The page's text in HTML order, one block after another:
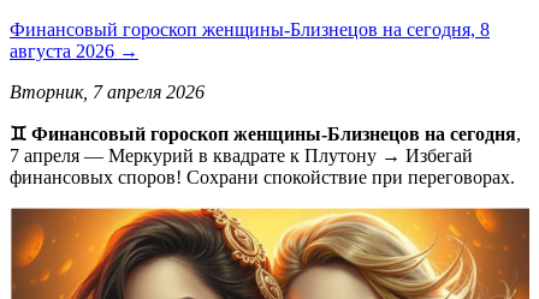
Финансовый гороскоп женщины-Близнецов на сегодня, 8
августа 2026 →
Вторник, 7 апреля 2026
♊ Финансовый гороскоп женщины-Близнецов на сегодня,
7 апреля — Меркурий в квадрате к Плутону → Избегай
финансовых споров! Сохрани спокойствие при переговорах.